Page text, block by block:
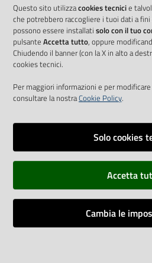
Vai alla pagina
Dichiarazione di accessibilità
Questo sito utilizzacookies tecnicie
che potrebbero raccogliere i tuoi dati a
possono essere installati solo con il tuo
pulsante Accetta tutto, oppure
Chiudendo il banner (con la X in alto a
cookies tecnici.
Per maggiori informazioni e per
consultare la nostraCookie Policy.
Solo cookies
Accetta
Cambia le